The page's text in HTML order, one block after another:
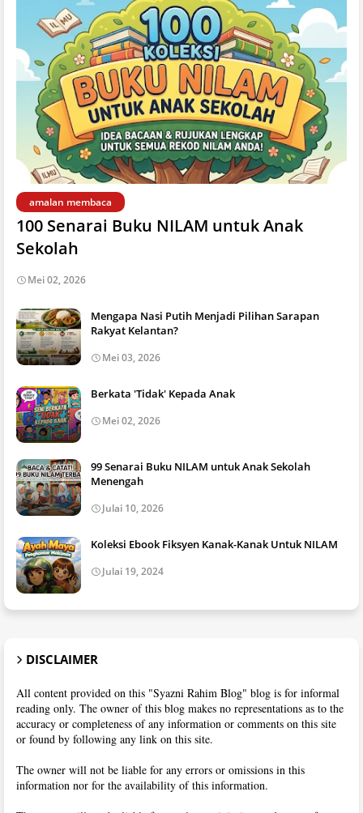
amalan membaca
100 Senarai Buku NILAM untuk Anak
Sekolah
Mei 02, 2026
Mengapa Nasi Putih Menjadi Pilihan Sarapan
Rakyat Kelantan?
Mei 03, 2026
Berkata 'Tidak' Kepada Anak
Mei 02, 2026
99 Senarai Buku NILAM untuk Anak Sekolah
Menengah
Julai 10, 2026
Koleksi Ebook Fiksyen Kanak-Kanak Untuk NILAM
Julai 19, 2024
DISCLAIMER
All content provided on this "Syazni Rahim Blog" blog is for informal
reading only. The owner of this blog makes no representations as to the
accuracy or completeness of any information or comments on this site
or found by following any link on this site.
The owner will not be liable for any errors or omissions in this
information nor for the availability of this information.